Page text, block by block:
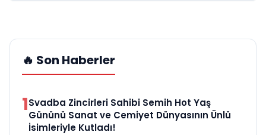
🔥 Son Haberler
1Svadba Zincirleri Sahibi Semih Hot Yaş
Gününü Sanat ve Cemiyet Dünyasının Ünlü
İsimleriyle Kutladı!